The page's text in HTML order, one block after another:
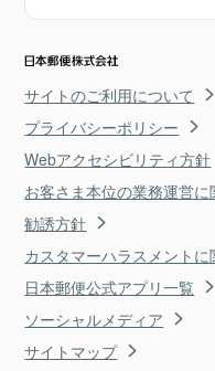
サイトのご利用について
プライバシーポリシー
Webアクセシビリティ方針
お客さま本位の業務運営
勧誘方針
カスタマーハラスメント
日本郵便公式アプリ一覧
ソーシャルメディア
サイトマップ